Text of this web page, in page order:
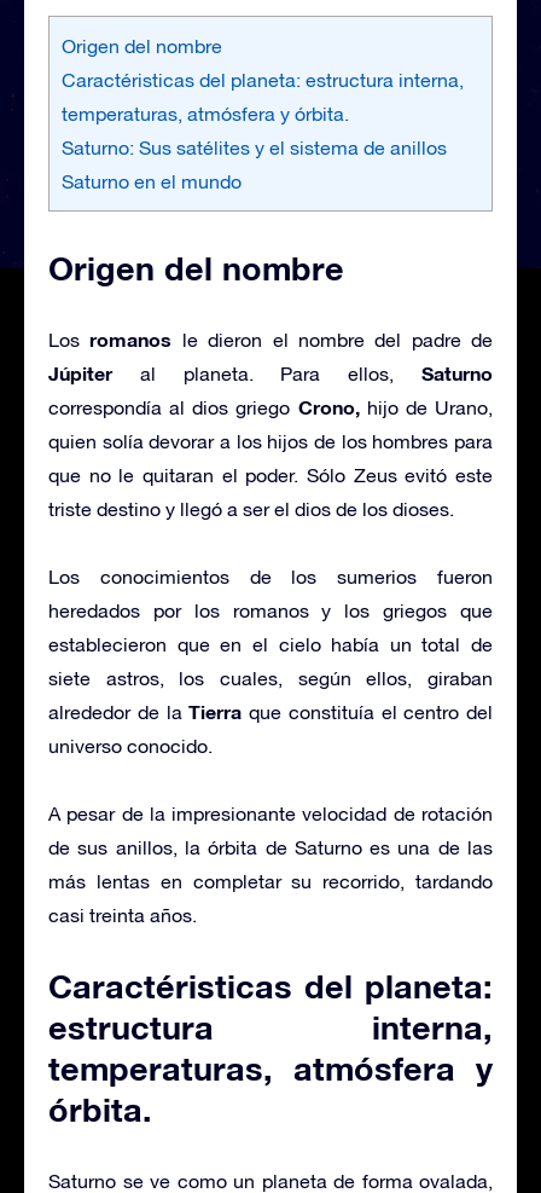
Origen del nombre
Caractéristicas del planeta: estructura interna,
temperaturas, atmósfera y órbita.
Saturno: Sus satélites y el sistema de anillos
Saturno en el mundo
Origen del nombre
Los romanos le dieron el nombre del padre de
Júpiteral planeta. Para ellos, Saturno
correspondía al dios griego Crono,hijo de Urano,
quien solía devorar a los hijos de los hombres para
que no le quitaran el poder. Sólo Zeus evitó este
triste destino y llegó a ser el dios de los dioses.
Los conocimientos de los sumerios fueron
heredados por los romanos y los griegos que
establecieron que en el cielo había un total de
siete astros, los cuales, según ellos, giraban
alrededor de laTierra que constituía el centro del
universo conocido.
A pesar de la impresionante velocidad de rotación
de sus anillos, la órbita de Saturno es una de las
más lentas en completar su recorrido, tardando
casi treinta años.
Caractéristicas del planeta:
estructura interna,
temperaturas, atmósfera y
órbita.
Saturno se ve como un planeta de forma ovalada,